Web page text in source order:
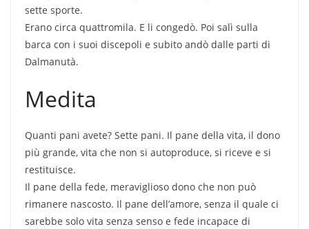
sette sporte.
Erano circa quattromila. E li congedò. Poi salì sulla
barca con i suoi discepoli e subito andò dalle parti di
Dalmanutà.
Medita
Quanti pani avete? Sette pani. Il pane della vita, il dono
più grande, vita che non si autoproduce, si riceve e si
restituisce.
Il pane della fede, meraviglioso dono che non può
rimanere nascosto. Il pane dell’amore, senza il quale ci
sarebbe solo vita senza senso e fede incapace di